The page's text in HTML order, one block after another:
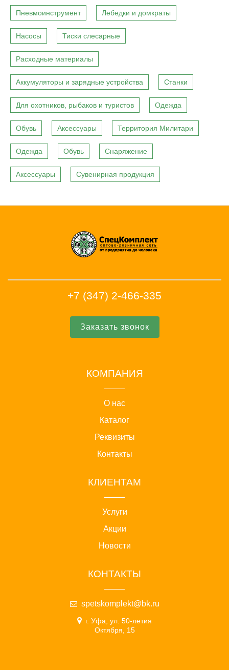
Пневмоинструмент Лебедки и домкраты
Насосы Тиски слесарные
Расходные материалы
Аккумуляторы и зарядные устройства Станки
Для охотников, рыбаков и туристов Одежда
Обувь Аксессуары Территория Милитари
Одежда Обувь Снаряжение
Аксессуары Сувенирная продукция
+7 (347) 2-466-335
Заказать звонок
КОМПАНИЯ
О нас
Каталог
Реквизиты
Контакты
КЛИЕНТАМ
Услуги
Акции
Новости
КОНТАКТЫ
spetskomplekt@bk.ru
г. Уфа, ул. 50-летия
Октября, 15